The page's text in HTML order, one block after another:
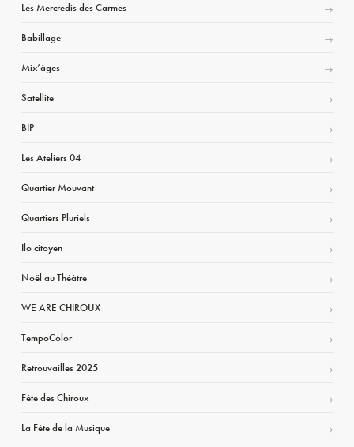
Les Mercredis des Carmes
Babillage
Mix’âges
Satellite
BIP
Les Ateliers 04
Quartier Mouvant
Quartiers Pluriels
Ilo citoyen
Noël au Théâtre
WE ARE CHIROUX
TempoColor
Retrouvailles 2025
Fête des Chiroux
La Fête de la Musique